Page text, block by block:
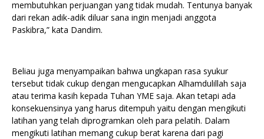
membutuhkan perjuangan yang tidak mudah. Tentunya banyak
dari rekan adik-adik diluar sana ingin menjadi anggota
Paskibra,” kata Dandim.
Beliau juga menyampaikan bahwa ungkapan rasa syukur
tersebut tidak cukup dengan mengucapkan Alhamdulillah saja
atau terima kasih kepada Tuhan YME saja. Akan tetapi ada
konsekuensinya yang harus ditempuh yaitu dengan mengikuti
latihan yang telah diprogramkan oleh para pelatih. Dalam
mengikuti latihan memang cukup berat karena dari pagi